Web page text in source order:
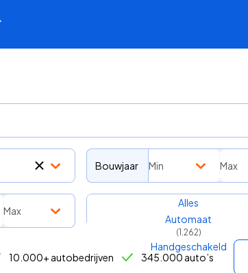
Bouwjaar Min Max
Max
Transmissie
Alles
Automaat
(1.262)
Handgeschakeld
10.000+ autobedrijven 345.000 auto’s